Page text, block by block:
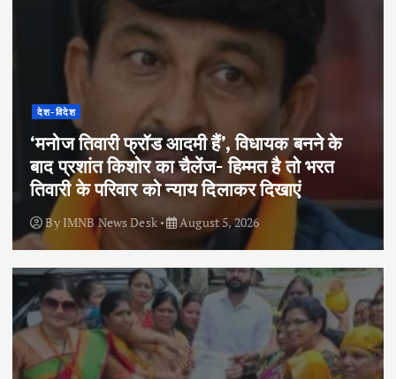
देश-विदेश
‘मनोज तिवारी फ्रॉड आदमी हैं’, विधायक बनने के
बाद प्रशांत किशोर का चैलेंज- हिम्मत है तो भरत
तिवारी के परिवार को न्याय दिलाकर दिखाएं
By IMNB News Desk August 5, 2026